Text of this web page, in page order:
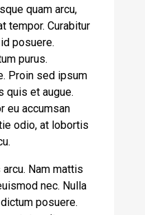
quam arcu,
tempor. Curabitur
posuere.
purus.
Proin sed ipsum
quis et augue.
eu accumsan
odio, at lobortis
Nam mattis
nec. Nulla
posuere.